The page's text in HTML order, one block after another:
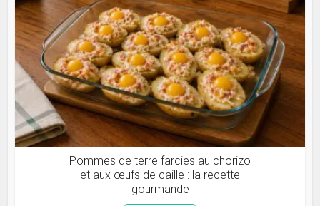
Pommes de terre farcies au chorizo
et aux œufs de caille : la recette
gourmande